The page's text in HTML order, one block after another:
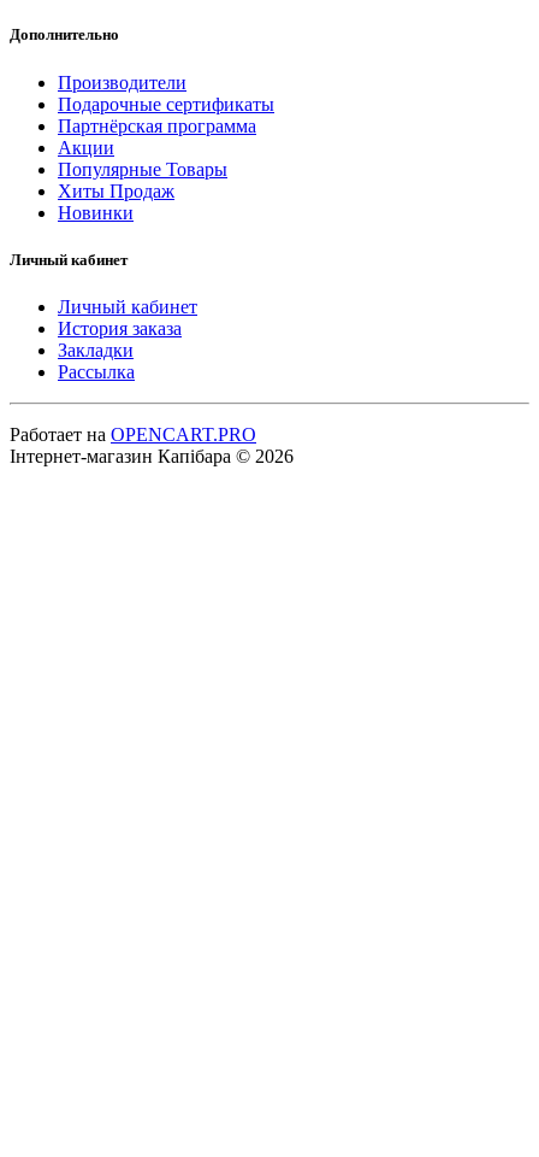
Дополнительно
Производители
Подарочные сертификаты
Партнёрская программа
Акции
Популярные Товары
Хиты Продаж
Новинки
Личный кабинет
Личный кабинет
История заказа
Закладки
Рассылка
Работает на OPENCART.PRO
Інтернет-магазин Капібара © 2026